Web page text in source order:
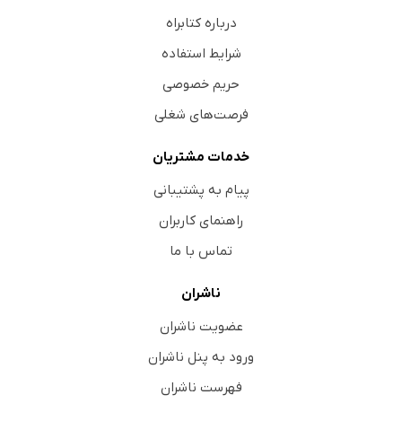
درباره کتابراه
شرایط استفاده
حریم خصوصی
فرصت‌های شغلی
خدمات مشتریان
پیام به پشتیبانی
راهنمای کاربران
تماس با ما
ناشران
عضویت ناشران
ورود به پنل ناشران
فهرست ناشران